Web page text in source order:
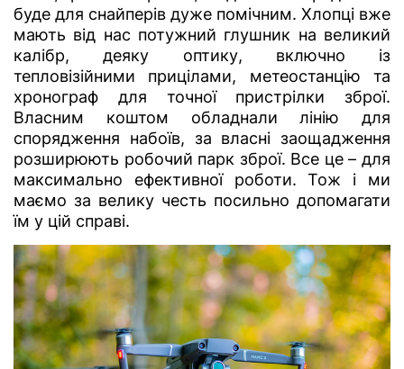
буде для снайперів дуже помічним. Хлопці вже
мають від нас потужний глушник на великий
калібр, деяку оптику, включно із
тепловізійними прицілами, метеостанцію та
хронограф для точної пристрілки зброї.
Власним коштом обладнали лінію для
спорядження набоїв, за власні заощадження
розширюють робочий парк зброї. Все це – для
максимально ефективної роботи. Тож і ми
маємо за велику честь посильно допомагати
їм у цій справі.